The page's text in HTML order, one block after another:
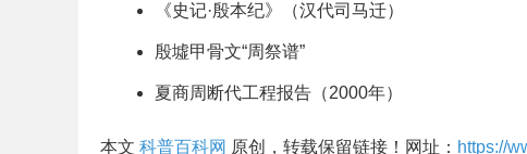
《史记·殷本纪》（汉代司马迁）
殷墟甲骨文“周祭谱”
夏商周断代工程报告（2000年）
本文 科普百科网 原创，转载保留链接！网址： https://